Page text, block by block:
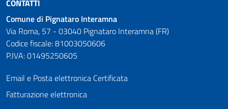
CONTATTI
Comune di Pignataro Interamna
Via Roma, 57 - 03040 Pignataro Interamna (FR)
Codice fiscale: 81003050606
P.IVA: 01495250605
Email e Posta elettronica Certificata
Fatturazione elettronica